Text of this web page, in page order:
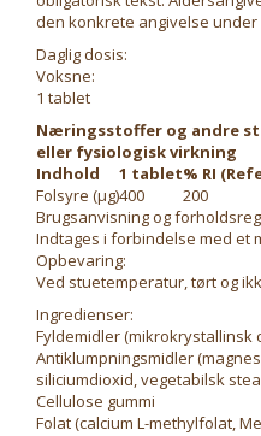
den konkrete angivelse under
Daglig dosis:
Voksne:
1 tablet
Næringsstoffer og andre
eller fysiologisk virkning
Indhold
1 tablet% RI
Folsyre (μg)400
200
Brugsanvisning og
Indtages i forbindelse med et
Opbevaring:
Ved stuetemperatur, tørt og
Ingredienser:
Fyldemidler (mikrokrystallinsk
Antiklumpningsmidler
siliciumdioxid, vegetabilsk
Cellulose gummi
Folat (calcium L-methylfolat,